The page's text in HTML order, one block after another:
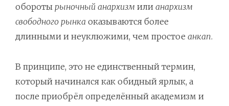
обороты рыночный анархизм или анархизм
свободного рынка оказываются более
длинными и неуклюжими, чем простое анкап.
В принципе, это не единственный термин,
который начинался как обидный ярлык, а
после приобрёл определённый академизм и